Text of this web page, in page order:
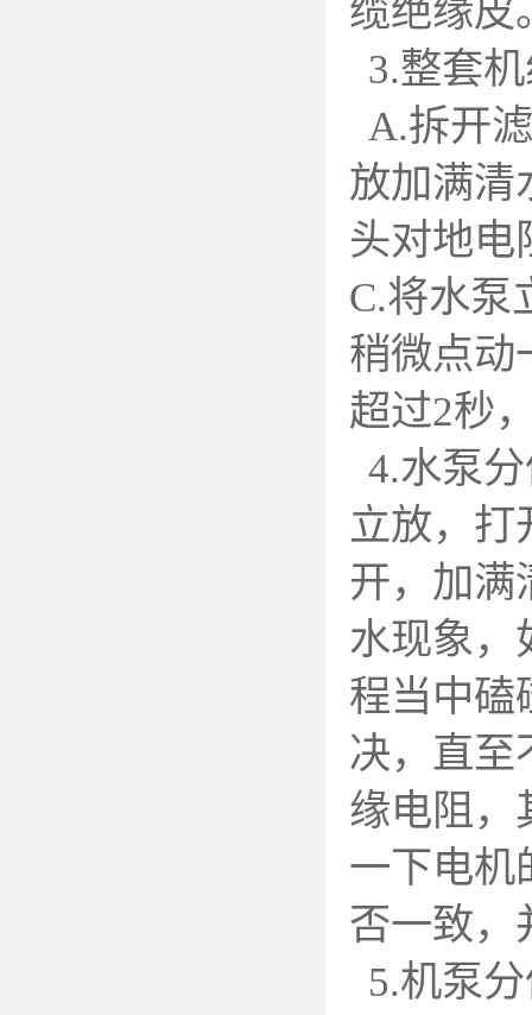
缆绝缘皮
3.整套
A.拆开
放加满清
头对地电
C.将水泵
稍微点动
超过2秒
4.水泵
立放，打
开，加满
水现象，
程当中磕
决，直至
缘电阻，
一下电机
否一致，
5.机泵